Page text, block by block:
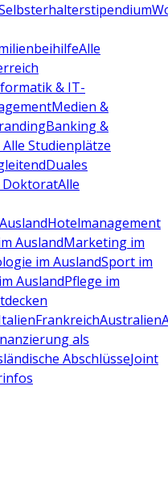
Alle
& IT-
Medien &
Banking &
Studienplätze
Duales
DoktoratAlle
Hotelmanagement
AuslandMarketing im
im AuslandSport im
AuslandPflege im
FrankreichAustralien
als
AbschlüsseJoint